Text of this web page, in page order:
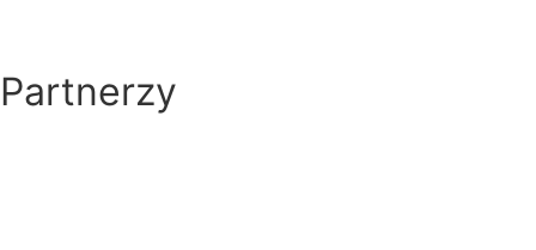
Partnerzy